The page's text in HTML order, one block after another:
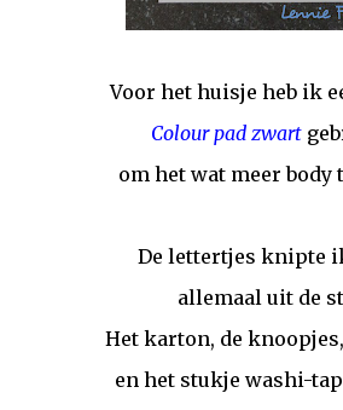
Voor het huisje heb ik
Colour pad zwart
om het wat meer body
De lettertjes knipte
allemaal uit de
Het karton, de
en het stukje washi-